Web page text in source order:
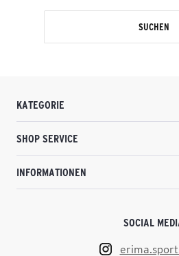
SUCHEN
KATEGORIE
SHOP SERVICE
INFORMATIONEN
SOCIAL